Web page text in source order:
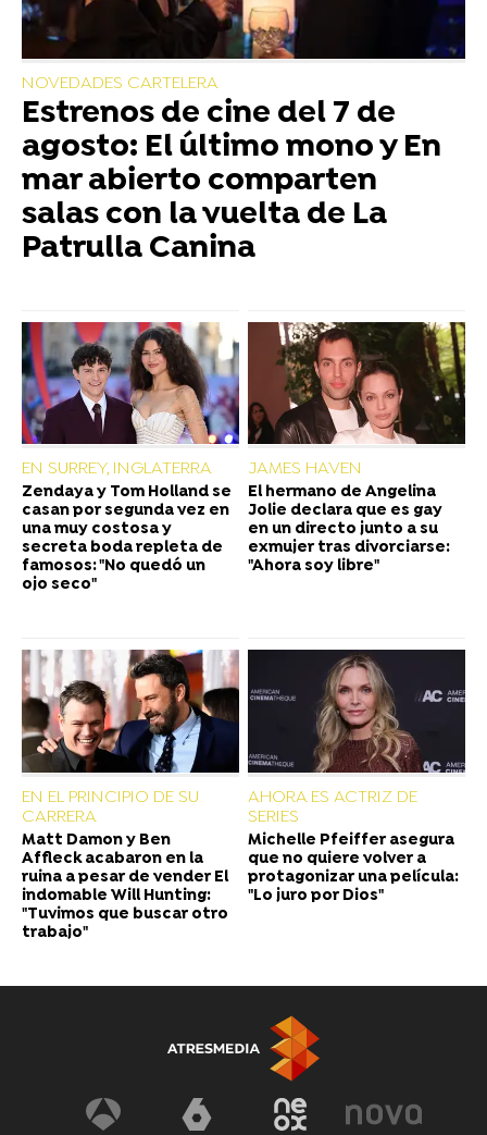
NOVEDADES CARTELERA
Estrenos de cine del 7 de
agosto: El último mono y En
mar abierto comparten
salas con la vuelta de La
Patrulla Canina
EN SURREY, INGLATERRA
Zendaya y Tom Holland se
casan por segunda vez en
una muy costosa y
secreta boda repleta de
famosos: "No quedó un
ojo seco"
JAMES HAVEN
El hermano de Angelina
Jolie declara que es gay
en un directo junto a su
exmujer tras divorciarse:
"Ahora soy libre"
EN EL PRINCIPIO DE SU
CARRERA
Matt Damon y Ben
Affleck acabaron en la
ruina a pesar de vender El
indomable Will Hunting:
"Tuvimos que buscar otro
trabajo"
AHORA ES ACTRIZ DE
SERIES
Michelle Pfeiffer asegura
que no quiere volver a
protagonizar una película:
"Lo juro por Dios"